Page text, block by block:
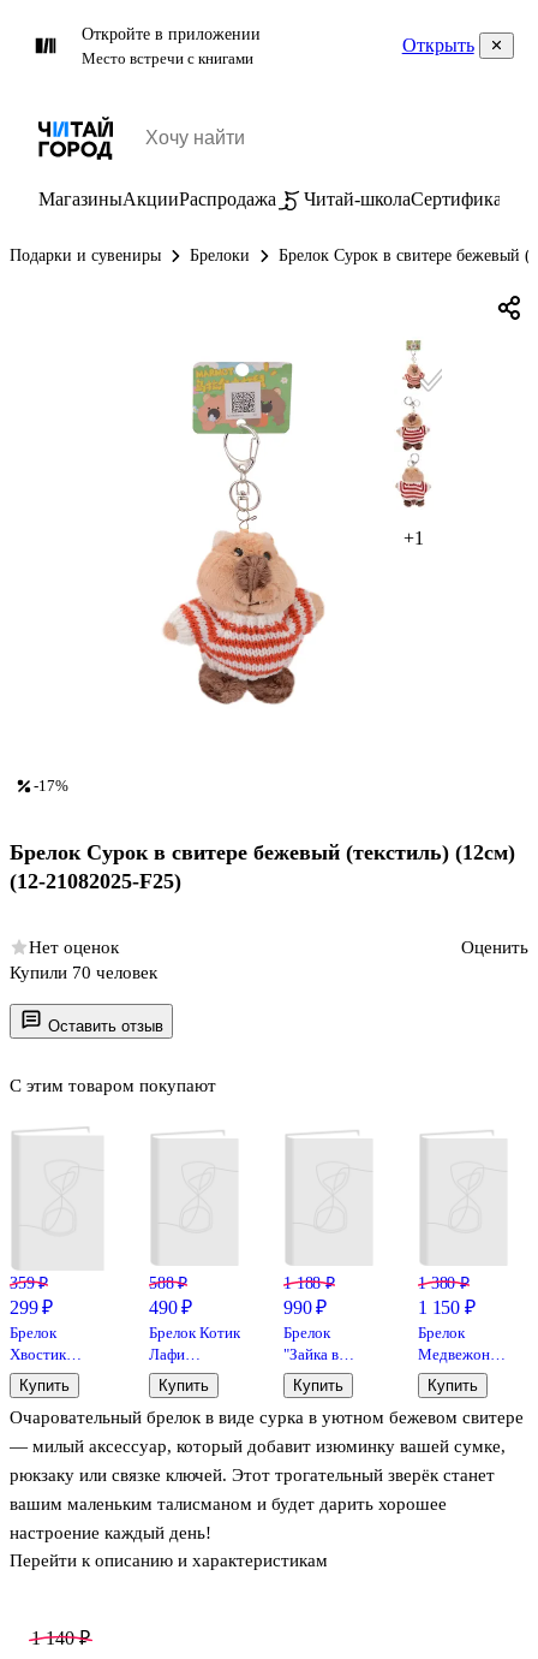
Откройте в приложении
Место встречи с книгами
Открыть
МагазиныАкцииРаспродажа Читай-школаСертификаты
Подарки и сувениры Брелоки Брелок Сурок в свитере бежевый
+1
Оставить отзыв
Очаровательный брелок в виде сурка в уютном бежевом свитере
— милый аксессуар, который добавит изюминку вашей сумке,
рюкзаку или связке ключей. Этот трогательный зверёк станет
вашим маленьким талисманом и будет дарить хорошее
настроение каждый день!
Перейти к описанию и характеристикам
С этим товаром покупают
359 ₽
299 ₽
Брелок
Хвостик
Котика
(текстиль)
(11см) (12-
01669-63432)
Купить
588 ₽
490 ₽
Брелок Котик
Лафи
(бежевый)
(плюш) (7см)
(12-4305-
202509-
Купить
1 188 ₽
990 ₽
Брелок
"Зайка в
свитере и
очках"
(бежевый)
(текстиль)
202511-
MN6-55)
Купить
1 380 ₽
1 150 ₽
Брелок
Медвежонок
в
комбинезоне
(плюш)
(13см) (12-
Купить
-17%
Брелок Сурок в свитере бежевый (текстиль) (12см)
(12-21082025-F25)
Нет оценок
Оценить
Купили 70 человек
1 140 ₽